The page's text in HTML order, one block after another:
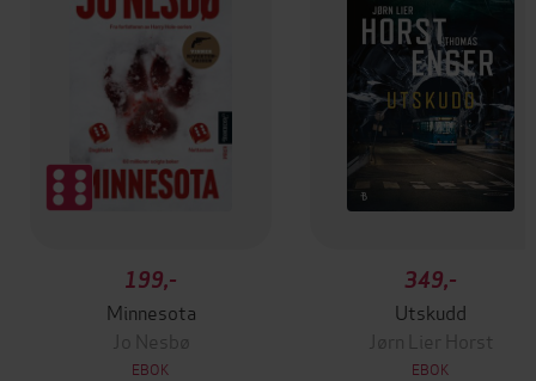
199,-
Minnesota
Jo Nesbø
EBOK
349,-
Utskudd
Jørn Lier Horst
EBOK